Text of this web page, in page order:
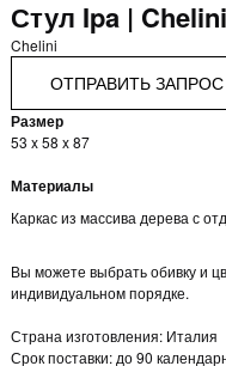
Стул Ipa | Chelini
Chelini
ОТПРАВИТЬ ЗАПРОС
Размер
53 x 58 x 87
Материалы
Каркас из массива дерева с
Вы можете выбрать обивку и
индивидуальном порядке.
Страна изготовления: Италия
Срок поставки: до 90